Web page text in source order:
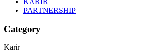
KARIR
PARTNERSHIP
Category
Karir